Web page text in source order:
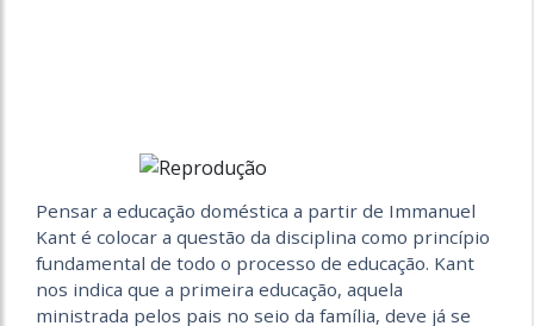
Pensar a educação doméstica a partir de Immanuel
Kant é colocar a questão da disciplina como princípio
fundamental de todo o processo de educação. Kant
nos indica que a primeira educação, aquela
ministrada pelos pais no seio da família, deve já se